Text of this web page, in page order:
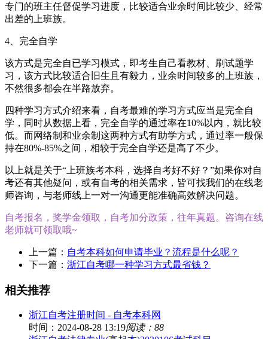
专门的班主任督促学习进度，比较适合业余时间比较少、经常
出差的上班族。
4、完全自学
该方式是完全自已学习模式，即考生自己看教材、刷试题学
习，该方式比较适合旧生且有毅力，业余时间较多的上班族，
不然很多都会在半路放弃。
四种学习方式介绍来看，自考最难的学习方式应当是完全自
学，同时从数据上看，完全自学的通过率在10%以内，就比较
低。而网络制和业余制这两种方式有助学方式，通过率一般保
持在80%-85%之间，相较于完全自学还是高了不少。
以上就是关于“上班族考本科，选择自考好不好？”如果你对自
考还有其他疑问，或有自考的相关需求，皆可找我们的在线老
师咨询，与老师线上一对一沟通更能准确高效解决问题。
自考报名，奖学金领取，自考加分政策，往年真题。咨询在线
老师就可领取哦~
上一篇： 自考本科如何申请毕业？流程是什么呢？
下一篇： 浙江自考哪一种学习方式最省钱？
相关推荐
浙江自考注册时间 - 自考本科网
时间：2024-08-28 13:19阅读：88